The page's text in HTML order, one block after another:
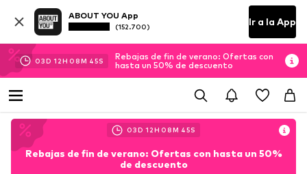
ABOUT YOU App
(152.700) Ir a la App
03D 12H 08M 43S
Rebajas de fin de verano: Ofertas con
hasta un 50% de descuento
03D 12H 08M 43S
Rebajas de fin de verano: Ofertas con hasta un 50%
de descuento